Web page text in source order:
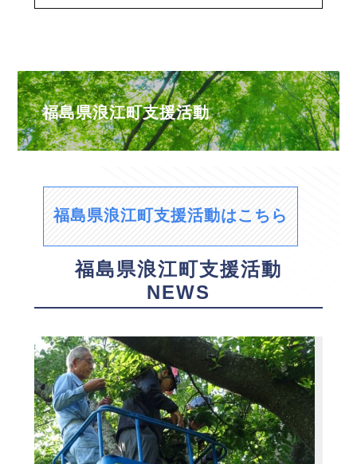
福島県浪江町支援活動
福島県浪江町支援活動はこちら
福島県浪江町支援活動
NEWS